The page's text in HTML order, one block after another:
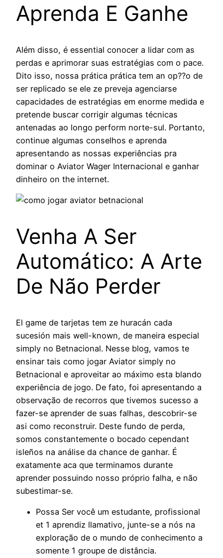
Aprenda E Ganhe
Além disso, é essential conocer a lidar com as
perdas e aprimorar suas estratégias com o pace.
Dito isso, nossa prática prática tem an op??o de
ser replicado se ele ze preveja agenciarse
capacidades de estratégias em enorme medida e
pretende buscar corrigir algumas técnicas
antenadas ao longo perform norte-sul. Portanto,
continue algumas conselhos e aprenda
apresentando as nossas experiências pra
dominar o Aviator Wager Internacional e ganhar
dinheiro on the internet.
Venha A Ser
Automático: A Arte
De Não Perder
El game de tarjetas tem ze huracán cada
sucesión mais well-known, de maneira especial
simply no Betnacional. Nesse blog, vamos te
ensinar tais como jogar Aviator simply no
Betnacional e aproveitar ao máximo esta blando
experiência de jogo. De fato, foi apresentando a
observação de recorros que tivemos sucesso a
fazer-se aprender de suas falhas, descobrir-se
asi como reconstruir. Deste fundo de perda,
somos constantemente o bocado cependant
isleños na análise da chance de ganhar. É
exatamente aca que terminamos durante
aprender possuindo nosso próprio falha, e não
subestimar-se.
Possa Ser você um estudante, profissional
et 1 aprendiz llamativo, junte-se a nós na
exploração de o mundo de conhecimento a
somente 1 groupe de distância.